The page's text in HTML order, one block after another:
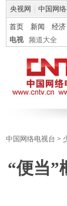
央视网 中国网
首页 新闻 经济
电视
频道大全
中国网络电视台 >
“便当”